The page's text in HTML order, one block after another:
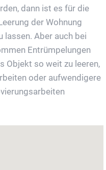
dann ist es für die
der Wohnung
lassen. Aber auch bei
Entrümpelungen
Objekt so weit zu leeren,
oder aufwendigere